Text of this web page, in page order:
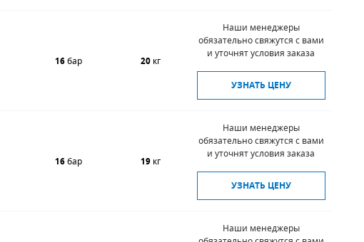
16бар 20 кг
Наши менеджеры
обязательно свяжутся с вами
и уточнят условия заказа
УЗНАТЬ ЦЕНУ
16бар 19 кг
Наши менеджеры
обязательно свяжутся с вами
и уточнят условия заказа
УЗНАТЬ ЦЕНУ
Наши менеджеры